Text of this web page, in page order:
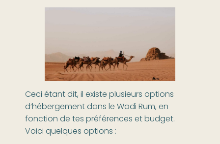
Ceci étant dit, il existe plusieurs options
d’hébergement dans le Wadi Rum, en
fonction de tes préférences et budget.
Voici quelques options :